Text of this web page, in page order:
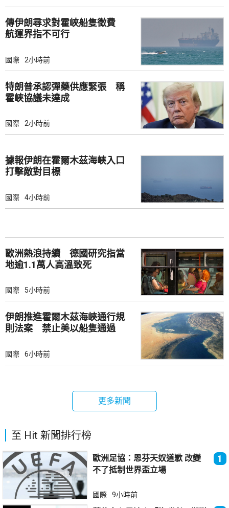
傳伊朗尋求對霍峽船隻徵費
航運界指不可行
國際 2小時前
特朗普承認彈藥供應緊張 稱
霍峽協議未達成
國際 2小時前
據報伊朗在霍爾木茲海峽入口
打擊敵對目標
國際 4小時前
歐洲熱浪持續 德國研究指當
地逾1.1萬人高溫致死
國際 5小時前
伊朗推進霍爾木茲海峽通行規
則法案 禁止美以船隻通過
國際 6小時前
更多新聞
至 Hit 新聞排行榜
歐洲足協：恩芬天奴道歉 改變
不了抵制世界盃立場
1
國際 9小時前